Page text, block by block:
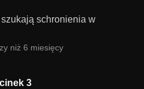
schronienia w
niż 6 miesięcy
3